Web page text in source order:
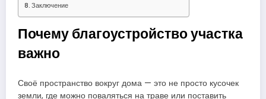
Заключение
Почему благоустройство участка
важно
Своё пространство вокруг дома — это не просто кусочек
земли, где можно поваляться на траве или поставить